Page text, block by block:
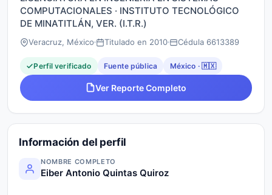
COMPUTACIONALES · INSTITUTO TECNOLÓGICO
DE MINATITLÁN, VER. (I.T.R.)
Veracruz, México Titulado en 2010 Cédula 6613389
Perfil verificado Fuente pública México · 🇲🇽
Ver Reporte Completo
Información del perfil
NOMBRE COMPLETO
Eiber Antonio Quintas Quiroz